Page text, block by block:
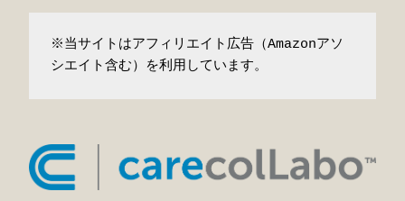
※当サイトはアフィリエイト広告（Amazonアソ
シエイト含む）を利用しています。